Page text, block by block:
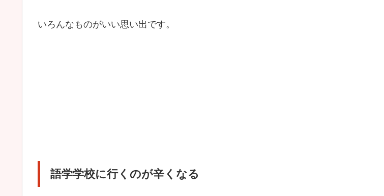
いろんなものがいい思い出です。
語学学校に行くのが辛くなる